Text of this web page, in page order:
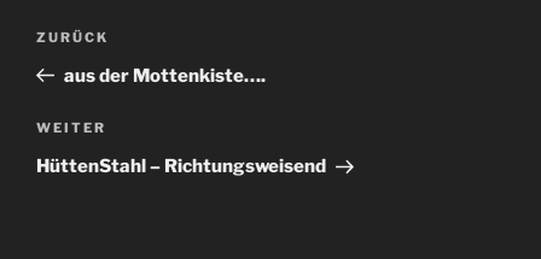
Beitragsnavigation
Vorheriger
Beitrag
ZURÜCK
aus der Mottenkiste….
Nächster
Beitrag
WEITER
HüttenStahl – Richtungsweisend